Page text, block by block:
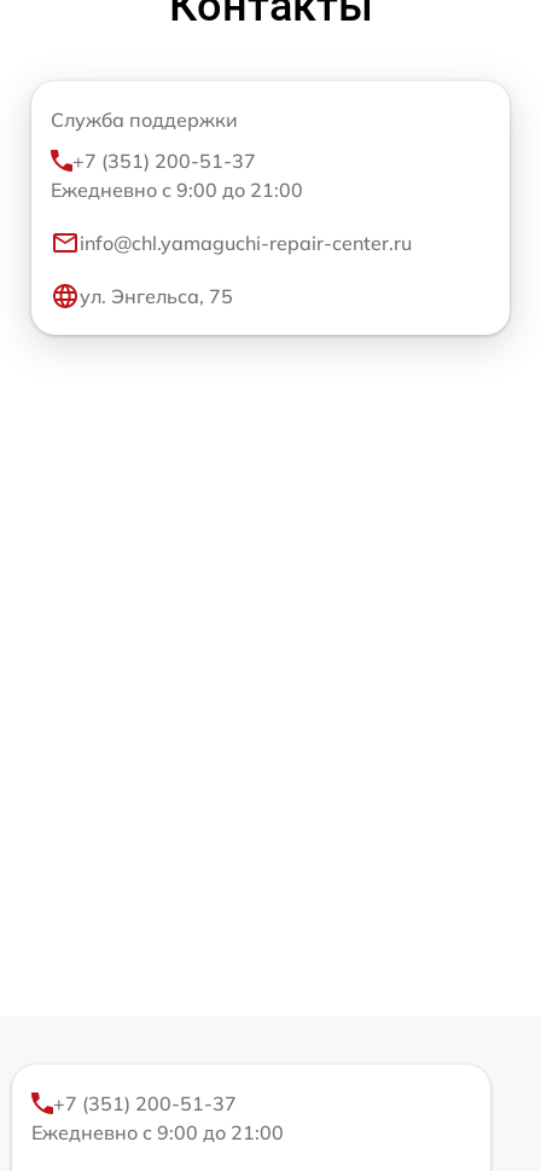
Служба поддержки
+7 (351) 200-51-37
Ежедневно с 9:00 до 21:00
info@chl.yamaguchi-repair-center.ru
ул. Энгельса, 75
+7 (351) 200-51-37
Ежедневно с 9:00 до 21:00